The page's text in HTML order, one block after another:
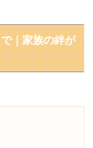
｜家族の絆が